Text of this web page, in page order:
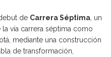
de Carrera Séptima , un
vía carrera séptima como
mediante una construcción
de transformación,